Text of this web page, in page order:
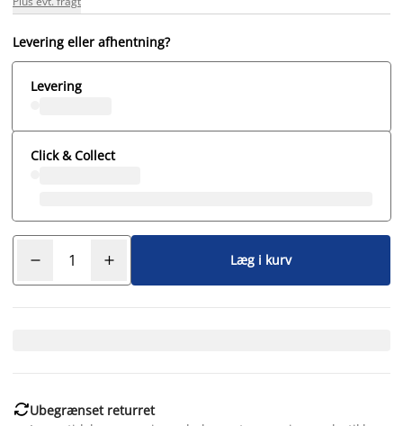
Levering eller afhentning?
Levering
Click & Collect
Læg i kurv
Ubegrænset returret